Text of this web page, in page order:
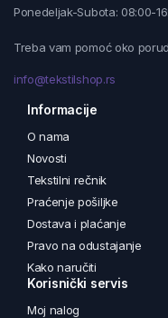
Ponedeljak-Subota: 08:00-
Treba vam pomoć oko
info@tekstilshop.rs
Informacije
O nama
Novosti
Tekstilni rečnik
Praćenje pošiljke
Dostava i plaćanje
Pravo na odustajanje
Kako naručiti
Korisnički servis
Moj nalog